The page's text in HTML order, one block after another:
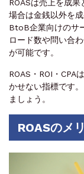
ROASは売上を成
場合は金銭以外を
BtoB企業向けのサ
ロード数や問い合
が可能です。
ROAS・ROI・CPA
かせない指標です
ましょう。
ROASのメ